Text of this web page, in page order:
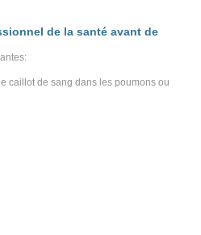
de la santé avant de
caillot de sang dans les poumons ou